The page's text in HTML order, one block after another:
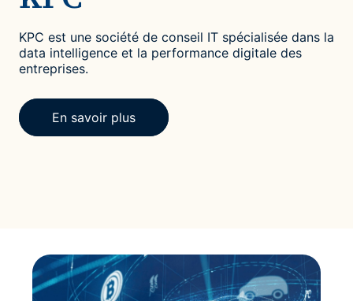
KPC est une société de conseil IT spécialisée dans la
data intelligence et la performance digitale des
entreprises.
En savoir plus